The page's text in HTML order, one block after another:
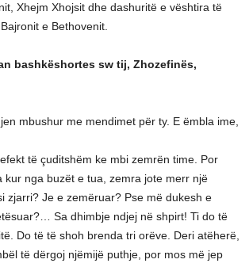
Xhejm Xhojsit dhe dashuritë e vështira të
e Bethovenit.
bashkëshortes sw tij, Zhozefinës,
mbushur me mendimet për ty. E ëmbla ime,
të çuditshëm ke mbi zemrën time. Por
kur nga buzët e tua, zemra jote merr një
zjarri? Je e zemëruar? Pse më dukesh e
Sa dhimbje ndjej në shpirt! Ti do të
Do të të shoh brenda tri orëve. Deri atëherë,
të dërgoj njëmijë puthje, por mos më jep